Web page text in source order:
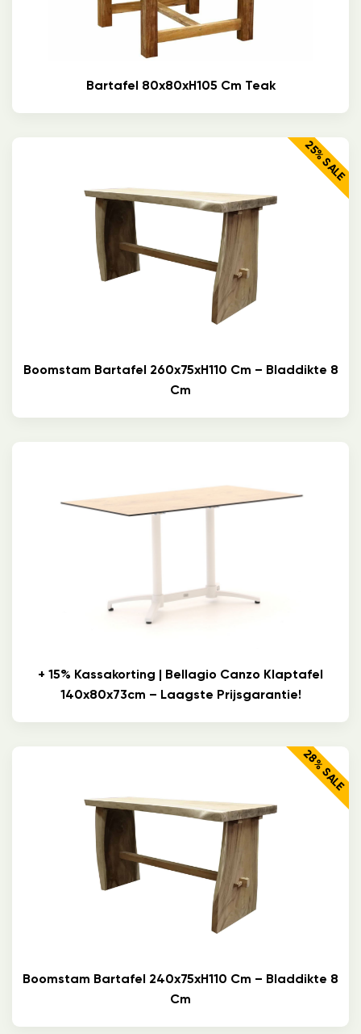
Bartafel 80x80xH105 Cm Teak
25% SALE
Boomstam Bartafel 260x75xH110 Cm – Bladdikte 8
Cm
+ 15% Kassakorting | Bellagio Canzo Klaptafel
140x80x73cm – Laagste Prijsgarantie!
28% SALE
Boomstam Bartafel 240x75xH110 Cm – Bladdikte 8
Cm